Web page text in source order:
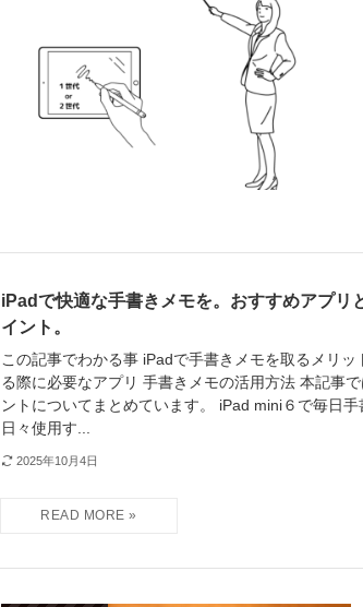
iPadで快適な手書きメモを。おすすめアプリ
イント。
この記事でわかる事 iPadで手書きメモを取るメリ
る際に必要なアプリ 手書きメモの活用方法 本記事
ントについてまとめています。 iPad mini６で毎日手
日々使用す...
2025年10月4日